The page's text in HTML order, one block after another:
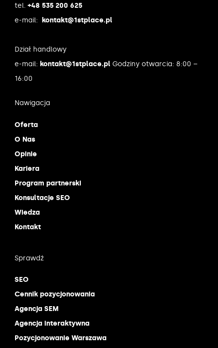
tel. +48 535 200 625
e-mail:
kontakt@1stplace.pl
Dział handlowy
e-mail: kontakt@1stplace.pl Godziny otwarcia: 8:00 –
16:00
Nawigacja
Oferta
O Nas
Opinie
Kariera
Program partnerski
Konsultacje SEO
Wiedza
Kontakt
Sprawdź
SEO
Cennik pozycjonowania
Agencja SEM
Agencja interaktywna
Pozycjonowanie Warszawa